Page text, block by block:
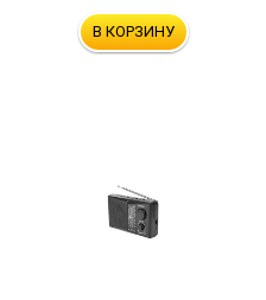
В КОРЗИНУ